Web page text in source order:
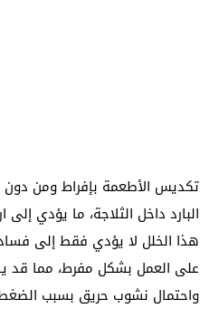
تكديس الأطعمة بإفراط ومن دون
البارد داخل الثلاجة، ما يؤدي إلى
هذا الخلل لا يؤدي فقط إلى
على العمل بشكل مفرط، مما قد
واحتمال نشوب حريق بسبب